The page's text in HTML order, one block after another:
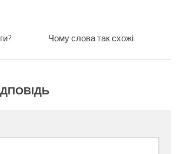
Чому слова так схожі